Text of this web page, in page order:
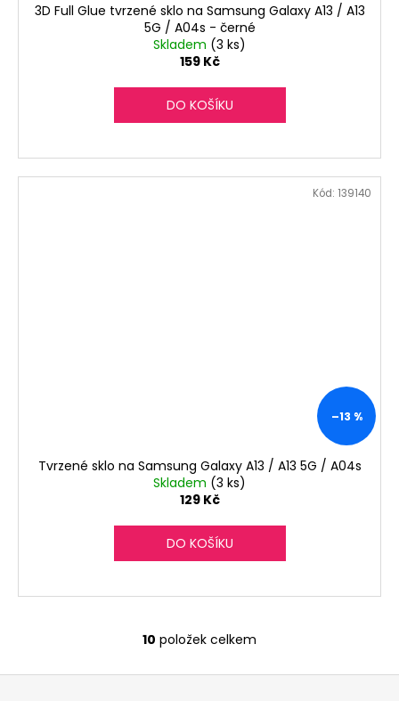
3D Full Glue tvrzené sklo na Samsung Galaxy A13 / A13
5G / A04s - černé
Skladem (3 ks)
159 Kč
DO KOŠÍKU
–13 %
Tvrzené sklo na Samsung Galaxy A13 / A13 5G / A04s
Skladem (3 ks)
129 Kč
DO KOŠÍKU
Kód: 139140
O
v
10 položek celkem
Z